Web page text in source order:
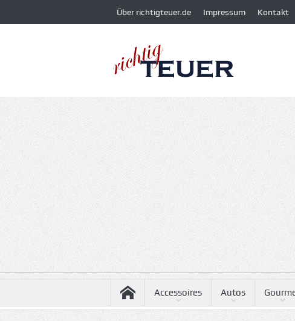
Über richtigteuer.de Impressum Kontakt
Accessoires Autos